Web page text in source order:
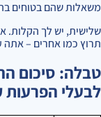
משאלות שהם בטוחים
שלישית, יש לך הקלות.
תרוץ כמו אחרים –
טבלה: סיכום
לבעלי